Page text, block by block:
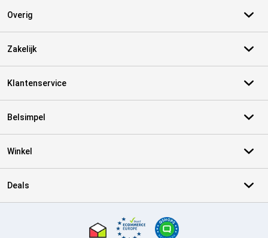
Overig
Zakelijk
Klantenservice
Belsimpel
Winkel
Deals